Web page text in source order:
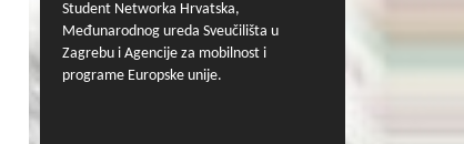
Student Networka Hrvatska,
Međunarodnog ureda Sveučilišta u
Zagrebu i Agencije za mobilnost i
programe Europske unije.